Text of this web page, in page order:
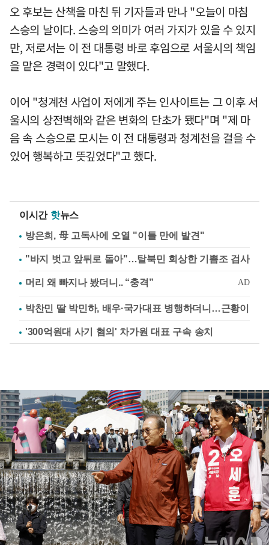
오 후보는 산책을 마친 뒤 기자들과 만나 "오늘이 마침
스승의 날이다. 스승의 의미가 여러 가지가 있을 수 있지
만, 저로서는 이 전 대통령 바로 후임으로 서울시의 책임
을 맡은 경력이 있다"고 말했다.
이어 "청계천 사업이 저에게 주는 인사이트는 그 이후 서
울시의 상전벽해와 같은 변화의 단초가 됐다"며 "제 마
음 속 스승으로 모시는 이 전 대통령과 청계천을 걸을 수
있어 행복하고 뜻깊었다"고 했다.
이시간 핫뉴스
방은희, 母 고독사에 오열 "이틀 만에 발견"
"바지 벗고 앞뒤로 돌아"…탈북민 회상한 기쁨조 검사
박찬민 딸 박민하, 배우·국가대표 병행하더니…근황이
'300억원대 사기 혐의' 차가원 대표 구속 송치